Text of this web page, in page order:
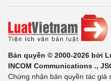
Bản quyền © 2000-2026 bởi
INCOM Communications .,
Chứng nhận bản quyền tác giả